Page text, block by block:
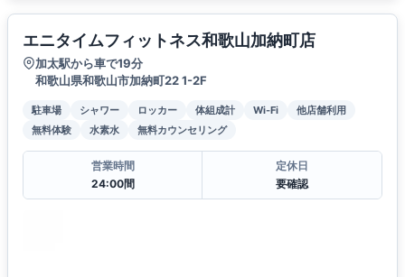
エニタイムフィットネス和歌山加納町店
加太駅から車で19分
和歌山県和歌山市加納町22 1-2F
駐車場 シャワー ロッカー 体組成計 Wi-Fi
他店舗利用
無料体験
水素水 無料カウンセリング
営業時間
24:00間
定休日
要確認